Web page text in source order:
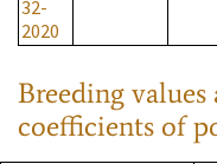
32-
2020
Breeding
coefficients of